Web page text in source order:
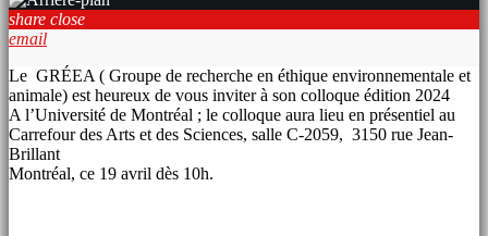
share close
email
Le GRÉEA ( Groupe de recherche en éthique environnementale et
animale) est heureux de vous inviter à son colloque édition 2024
A l’Université de Montréal ; le colloque aura lieu en présentiel au
Carrefour des Arts et des Sciences, salle C-2059, 3150 rue Jean-
Brillant
Montréal, ce 19 avril dès 10h.